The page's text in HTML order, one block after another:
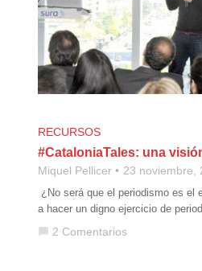
RECURSOS
#CataloniaTales: una
Miquel Pellicer 23 noviembre,
¿No será que el periodismo es el
a hacer un digno ejercicio de
chat_bubble 2 Comentarios